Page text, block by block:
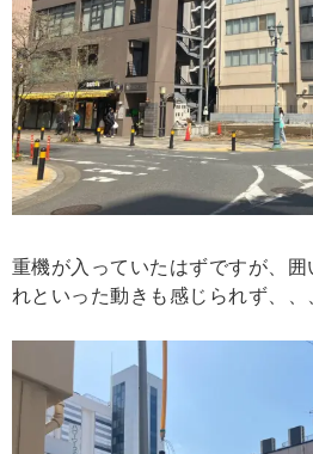
重機が入っていたはずですが、囲
れといった動きも感じられず、、